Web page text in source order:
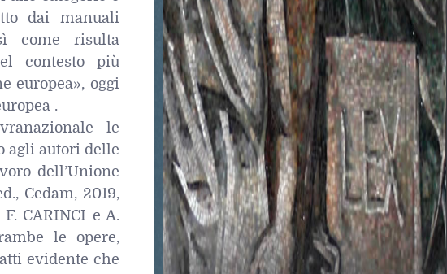
dai manuali
come risulta
contesto più
europea», oggi
.
le
agli autori delle
dell’Unione
Cedam, 2019,
CARINCI e A.
le opere,
evidente che